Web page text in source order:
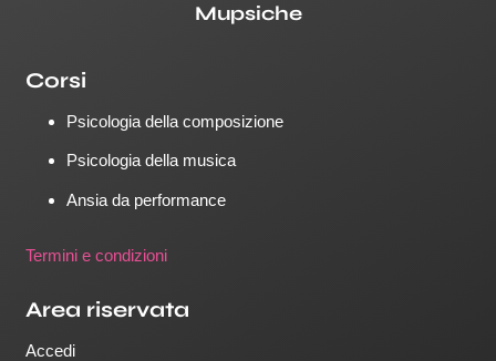
Mupsiche
Corsi
Psicologia della composizione
Psicologia della musica
Ansia da performance
Termini e condizioni
Area riservata
Accedi